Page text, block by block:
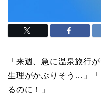
「来週、急に温泉旅行
生理がかぶりそう…」
るのに！」